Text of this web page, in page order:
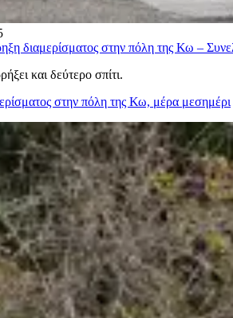
διαμερίσματος στην πόλη της Κω –
και δεύτερο σπίτι.
στην πόλη της Κω, μέρα μεσημέρι